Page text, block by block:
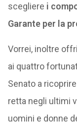
scegliere i
Garante per la
Vorrei, inoltre
ai quattro
Senato a
retta negli ultimi
uomini e donne